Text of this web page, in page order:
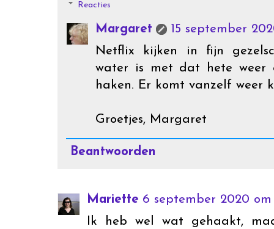
Reacties
Margaret
15 september
Netflix kijken in fijn
water is met dat hete weer
haken. Er komt vanzelf weer
Groetjes, Margaret
Beantwoorden
Mariette 6 september 2020 om
Ik heb wel wat gehaakt,